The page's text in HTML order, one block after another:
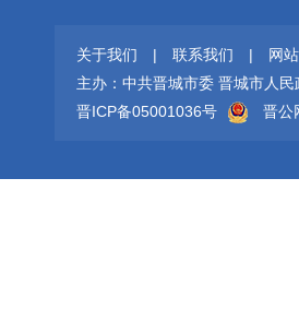
关于我们 | 联系我们 | 网
主办：中共晋城市委 晋城市人民
晋ICP备05001036号
晋公